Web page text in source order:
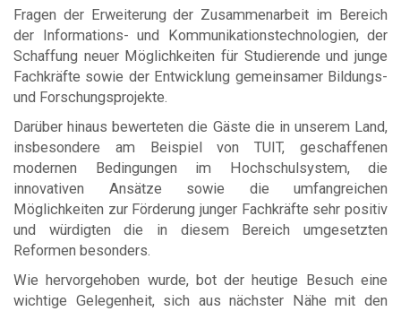
Fragen der Erweiterung der Zusammenarbeit im Bereich
der Informations- und Kommunikationstechnologien, der
Schaffung neuer Möglichkeiten für Studierende und junge
Fachkräfte sowie der Entwicklung gemeinsamer Bildungs-
und Forschungsprojekte.
Darüber hinaus bewerteten die Gäste die in unserem Land,
insbesondere am Beispiel von TUIT, geschaffenen
modernen Bedingungen im Hochschulsystem, die
innovativen Ansätze sowie die umfangreichen
Möglichkeiten zur Förderung junger Fachkräfte sehr positiv
und würdigten die in diesem Bereich umgesetzten
Reformen besonders.
Wie hervorgehoben wurde, bot der heutige Besuch eine
wichtige Gelegenheit, sich aus nächster Nähe mit den